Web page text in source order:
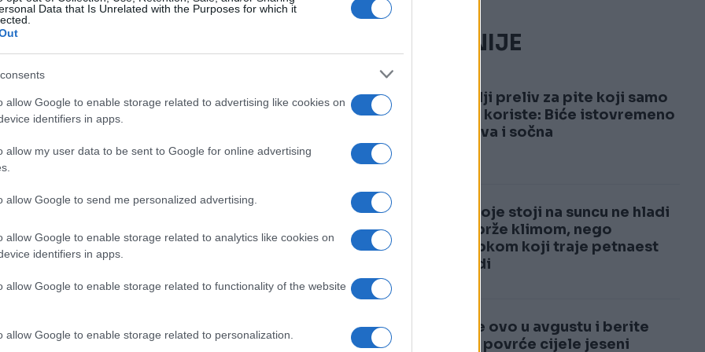
Data that Is Unrelated with the Purposes for which it
allow Google to enable storage related to advertising like cookies on
identifiers in apps.
allow my user data to be sent to Google for online advertising
allow Google to send me personalized advertising.
allow Google to enable storage related to analytics like cookies on
identifiers in apps.
allow Google to enable storage related to functionality of the website
allow Google to enable storage related to personalization.
narendati đumbir ili bijeli luk ako nemate
NAJČITANIJE
1
Najbolji preliv za pite koji samo
pekari koriste: Biće istovremeno
i hrskava i sočna
2
Auto koje stoji na suncu ne hladi
se najbrže klimom, nego
postupkom koji traje petnaest
sekundi
Posijte ovo u avgustu i berite
svježe povrće cijele jeseni